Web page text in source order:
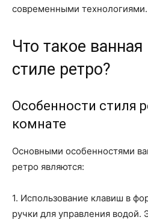
современными технологиями.
Что такое
стиле ретро?
Особенности стиля
комнате
Основными особенностями
ретро являются:
1. Использование клавиш в
ручки для управления водой.